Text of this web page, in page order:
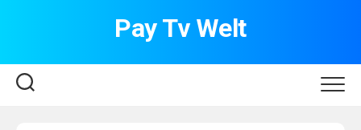
Pay Tv Welt